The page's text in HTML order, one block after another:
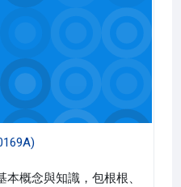
概念與知識，包根根、